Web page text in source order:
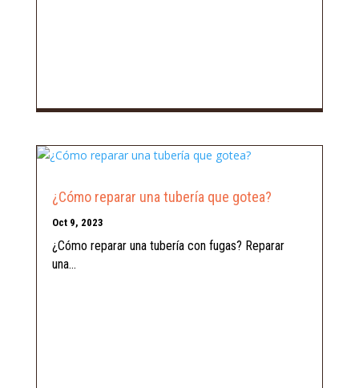
¿Cómo reparar una tubería que gotea?
Oct 9, 2023
¿Cómo reparar una tubería con fugas? Reparar
una...